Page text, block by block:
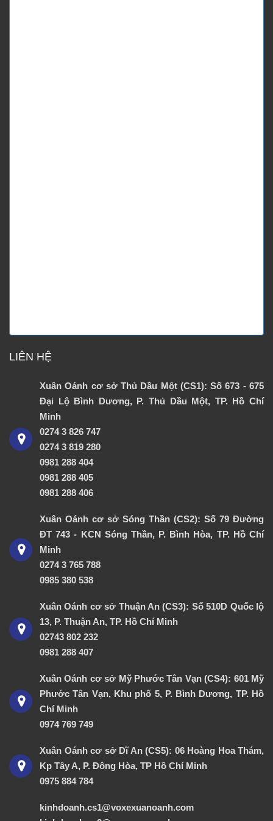
LIÊN HỆ
Xuân Oánh cơ sở Thủ Dầu Một (CS1): Số 673 - 675
Đại Lộ Bình Dương, P. Thủ Dầu Một, TP. Hồ Chí
Minh
0274 3 826 747
0274 3 819 280
0981 288 404
0981 288 405
0981 288 406
Xuân Oánh cơ sở Sóng Thần (CS2): Số 79 Đường
ĐT 743 - KCN Sóng Thần, P. Bình Hòa, TP. Hồ Chí
Minh
0274 3 765 788
0985 380 538
Xuân Oánh cơ sở Thuận An (CS3): Số 510D Quốc lộ
13, P. Thuận An, TP. Hồ Chí Minh
02743 802 232
0981 288 407
Xuân Oánh cơ sở Mỹ Phước Tân Vạn (CS4): 601 Mỹ
Phước Tân Vạn, Khu phố 5, P. Bình Dương, TP. Hồ
Chí Minh
0974 769 749
Xuân Oánh cơ sở Dĩ An (CS5): 06 Hoàng Hoa Thám,
Kp Tây A, P. Đông Hòa, TP Hồ Chí Minh
0975 884 784
kinhdoanh.cs1@voxexuanoanh.com